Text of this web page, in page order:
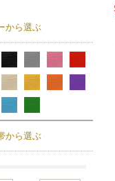
から選ぶ
から選ぶ